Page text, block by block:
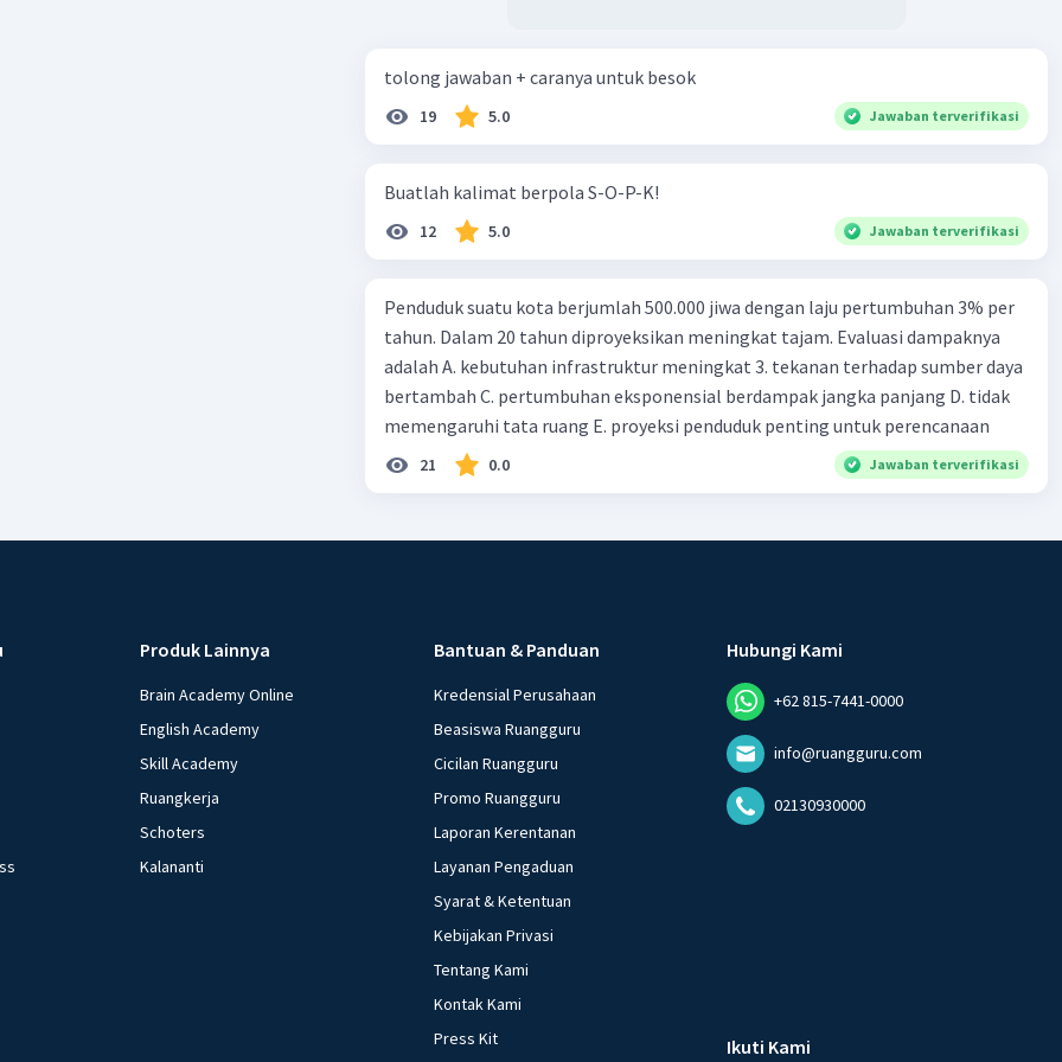
tolong jawaban + caranya untuk besok
19 5.0 Jawaban terverifikasi
Buatlah kalimat berpola S-O-P-K!
12 5.0 Jawaban terverifikasi
Penduduk suatu kota berjumlah 500.000 jiwa dengan laju pertumbuhan 3% per
tahun. Dalam 20 tahun diproyeksikan meningkat tajam. Evaluasi dampaknya
adalah A. kebutuhan infrastruktur meningkat 3. tekanan terhadap sumber daya
bertambah C. pertumbuhan eksponensial berdampak jangka panjang D. tidak
memengaruhi tata ruang E. proyeksi penduduk penting untuk perencanaan
21 0.0 Jawaban terverifikasi
Produk Lainnya
Brain Academy Online
English Academy
Skill Academy
Ruangkerja
Schoters
Kalananti
Bantuan & Panduan
Kredensial Perusahaan
Beasiswa Ruangguru
Cicilan Ruangguru
Promo Ruangguru
Laporan Kerentanan
Layanan Pengaduan
Syarat & Ketentuan
Kebijakan Privasi
Tentang Kami
Kontak Kami
Press Kit
Hubungi Kami
+62 815-7441-0000
info@ruangguru.com
02130930000
Ikuti Kami